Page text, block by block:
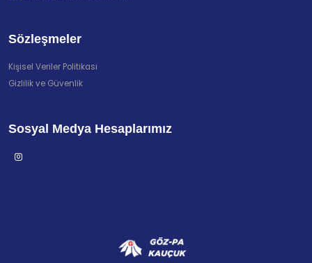
Sözleşmeler
Kişisel Veriler Politikası
Gizlilik ve Güvenlik
Sosyal Medya Hesaplarımız